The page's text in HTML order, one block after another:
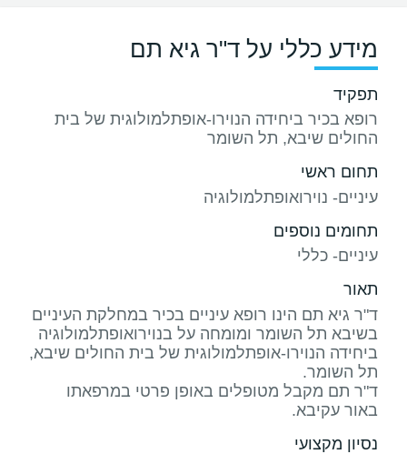
מידע כללי על ד"ר גיא תם
תפקיד
רופא בכיר ביחידה הנוירו-אופתלמולוגית של בית
החולים שיבא, תל השומר
תחום ראשי
עיניים- נוירואופתלמולוגיה
תחומים נוספים
עיניים- כללי
תאור
ד"ר גיא תם הינו רופא עיניים בכיר במחלקת העיניים
בשיבא תל השומר ומומחה על בנוירואופתלמולוגיה
ביחידה הנוירו-אופתלמולוגית של בית החולים שיבא,
ד"ר תם מקבל מטופלים באופן פרטי במרפאתו
באור עקיבא.
נסיון מקצועי